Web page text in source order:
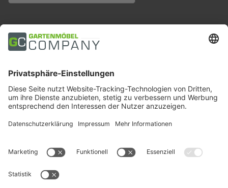
Zahlungsarten
Soziale Medien